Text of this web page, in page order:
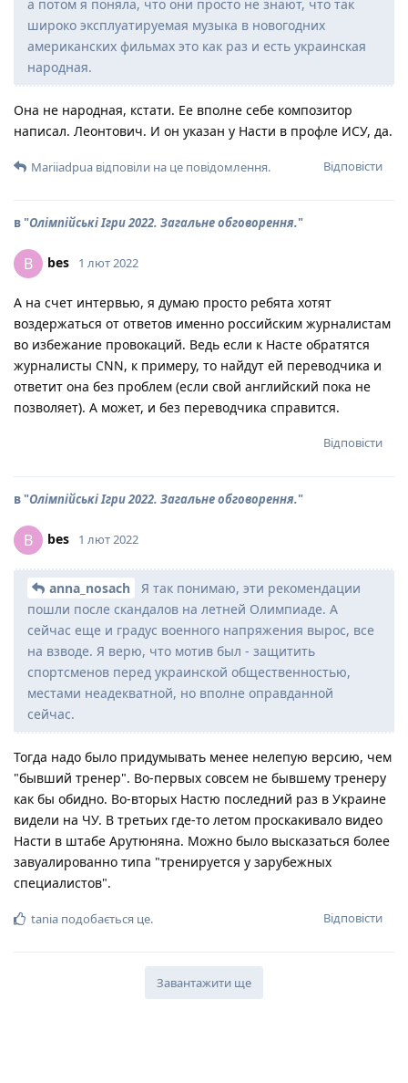
а потом я поняла, что они просто не знают, что так
широко эксплуатируемая музыка в новогодних
американских фильмах это как раз и есть украинская
народная.
Она не народная, кстати. Ее вполне себе композитор
написал. Леонтович. И он указан у Насти в профле ИСУ, да.
Відповісти
Mariiadpua відповіли на це повідомлення.
в "Олімпійські Ігри 2022. Загальне обговорення."
B bes 1 лют 2022
А на счет интервью, я думаю просто ребята хотят
воздержаться от ответов именно российским журналистам
во избежание провокаций. Ведь если к Насте обратятся
журналисты CNN, к примеру, то найдут ей переводчика и
ответит она без проблем (если свой английский пока не
позволяет). А может, и без переводчика справится.
Відповісти
в "Олімпійські Ігри 2022. Загальне обговорення."
B bes 1 лют 2022
anna_nosach
Я так понимаю, эти рекомендации
пошли после скандалов на летней Олимпиаде. А
сейчас еще и градус военного напряжения вырос, все
на взводе. Я верю, что мотив был - защитить
спортсменов перед украинской общественностью,
местами неадекватной, но вполне оправданной
сейчас.
Тогда надо было придумывать менее нелепую версию, чем
"бывший тренер". Во-первых совсем не бывшему тренеру
как бы обидно. Во-вторых Настю последний раз в Украине
видели на ЧУ. В третьих где-то летом проскакивало видео
Насти в штабе Арутюняна. Можно было высказаться более
завуалированно типа "тренируется у зарубежных
специалистов".
Відповісти
tania подобається це.
Завантажити ще